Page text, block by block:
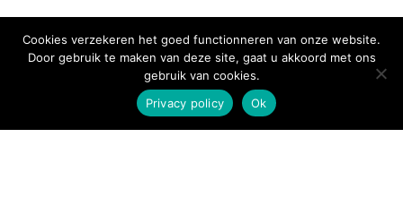
info@bma.brussels
Cookies verzekeren het goed functionneren van onze website.
Door gebruik te maken van deze site, gaat u akkoord met ons
gebruik van cookies.
Ok
Privacy policy